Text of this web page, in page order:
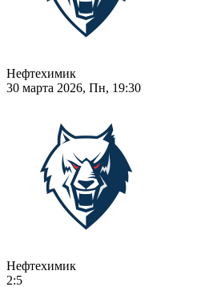
Нефтехимик
30 марта 2026, Пн, 19:30
Нефтехимик
2:5